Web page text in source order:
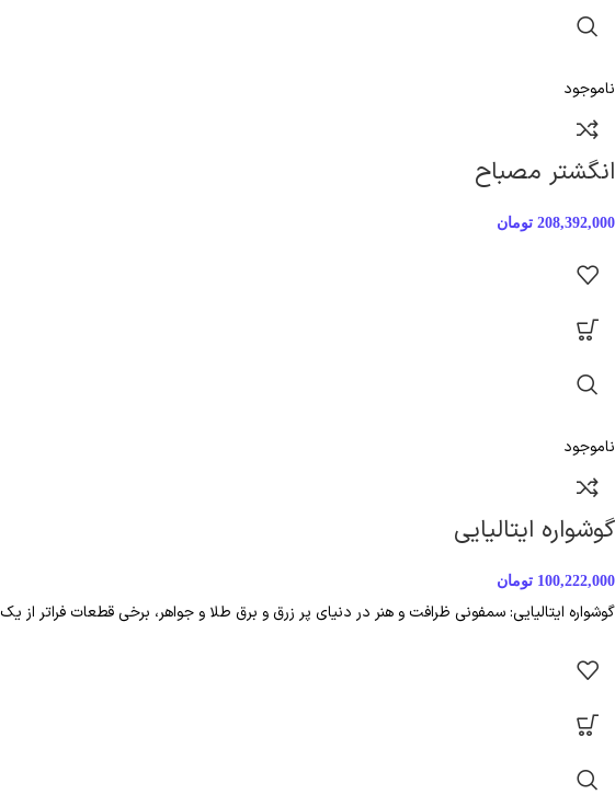
ناموجود
انگشتر مصباح
208,392,000 تومان
ناموجود
گوشواره ایتالیایی
100,222,000 تومان
گوشواره ایتالیایی: سمفونی ظرافت و هنر در دنیای پر زرق و برق طلا و جواهر، برخی قطعات فراتر از یک